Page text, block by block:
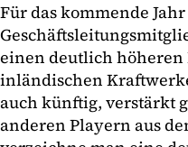
Für das kommende
einen deutlich höheren
inländischen
auch künftig, verstärkt
anderen Playern aus